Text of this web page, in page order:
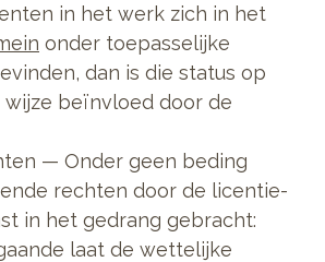
in het werk zich in het
onder toepasselijke
dan is die status op
beïnvloed door de
— Onder geen beding
rechten door de licentie-
in het gedrang gebracht:
laat de wettelijke